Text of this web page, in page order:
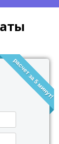
расчет за 5 минут!